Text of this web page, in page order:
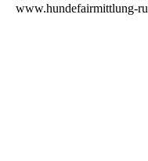
www.hundefairmittlung-